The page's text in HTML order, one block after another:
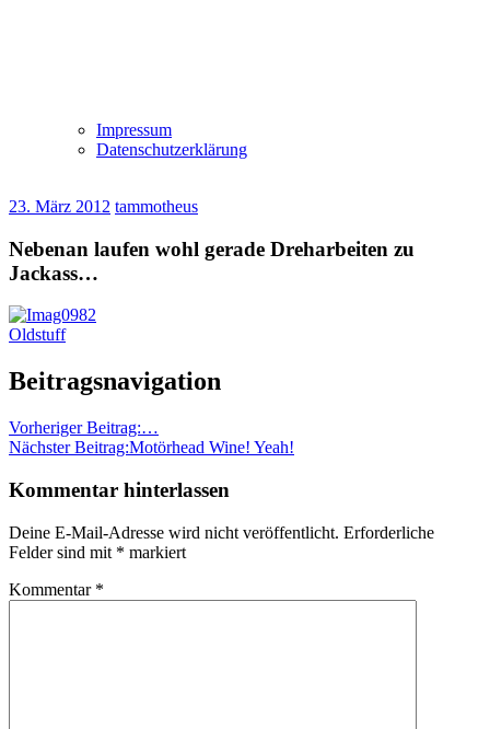
Impressum
Datenschutzerklärung
23. März 2012 tammotheus
Nebenan laufen wohl gerade Dreharbeiten zu
Jackass…
Oldstuff
Beitragsnavigation
Vorheriger Beitrag:…
Nächster Beitrag:Motörhead Wine! Yeah!
Kommentar hinterlassen
Deine E-Mail-Adresse wird nicht veröffentlicht. Erforderliche
Felder sind mit * markiert
Kommentar *